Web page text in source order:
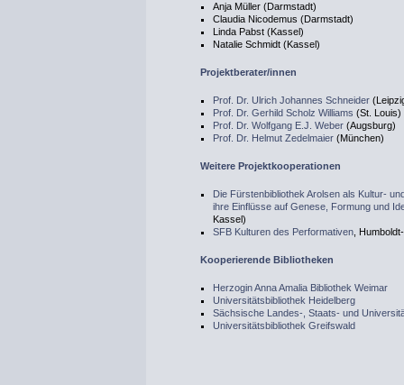
Anja Müller (Darmstadt)
Claudia Nicodemus (Darmstadt)
Linda Pabst (Kassel)
Natalie Schmidt (Kassel)
Projektberater/innen
Prof. Dr. Ulrich Johannes Schneider
Prof. Dr. Gerhild Scholz Williams (St. Louis)
Prof. Dr. Wolfgang E.J. Weber (Augsburg)
Prof. Dr. Helmut Zedelmaier (München)
Weitere Projektkooperationen
Die Fürstenbibliothek Arolsen als Kultur-
ihre Einflüsse auf Genese, Formung und
Kassel)
SFB Kulturen des Performativen ,
Kooperierende Bibliotheken
Herzogin Anna Amalia Bibliothek Weimar
Universitätsbibliothek Heidelberg
Sächsische Landes-, Staats- und
Universitätsbibliothek Greifswald